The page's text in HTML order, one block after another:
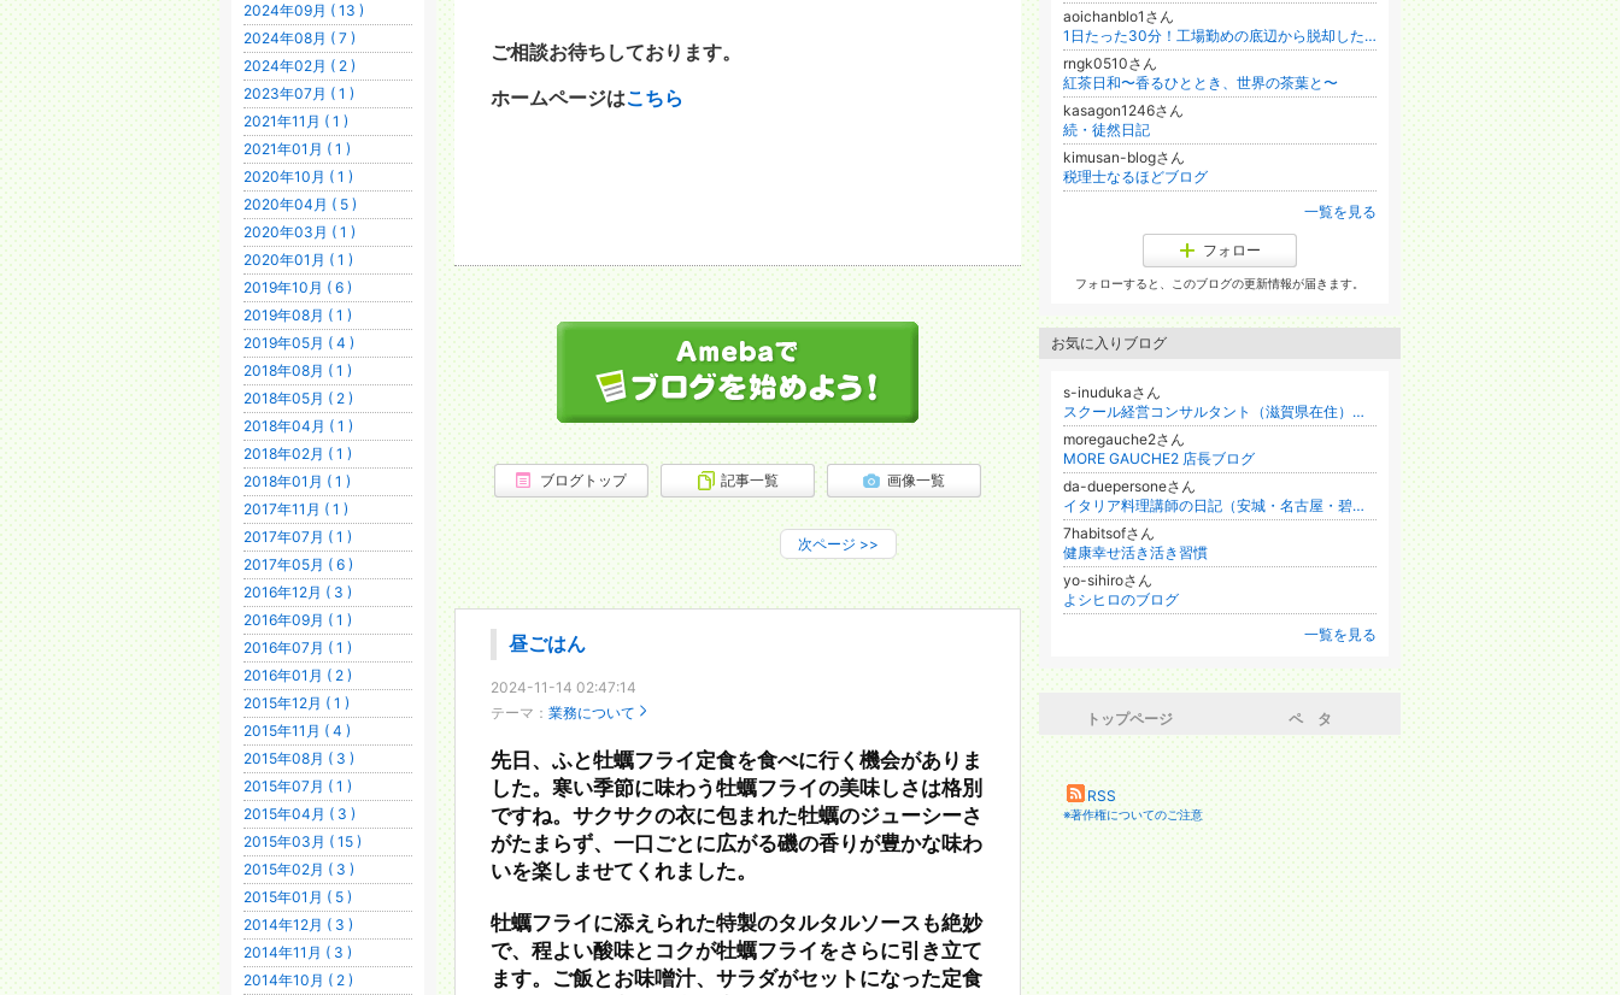
ご相談お待ちしております。
ホームページはこちら
ブログトップ 記事一覧 画像一覧
次ページ >>
昼ごはん
2024-11-14 02:47:14
テーマ： 業務について
先日、ふと牡蠣フライ定食を食べに行く機会がありま
した。寒い季節に味わう牡蠣フライの美味しさは格別
ですね。サクサクの衣に包まれた牡蠣のジューシーさ
がたまらず、一口ごとに広がる磯の香りが豊かな味わ
いを楽しませてくれました。
牡蠣フライに添えられた特製のタルタルソースも絶妙
で、程よい酸味とコクが牡蠣フライをさらに引き立て
ます。ご飯とお味噌汁、サラダがセットになった定食
aoichanblo1さん
1日たった30分！工場勤めの底辺から脱却した21歳中卒女子のSNS副業
rngk0510さん
紅茶日和〜香るひととき、世界の茶葉と〜
kasagon1246さん
続・徒然日記
kimusan-blogさん
税理士なるほどブログ
一覧を見る
フォロー
フォローすると、このブログの更新情報が届きます。
お気に入りブログ
s-inudukaさん
スクール経営コンサルタント（滋賀県在住）の子育てブログ
moregauche2さん
MORE GAUCHE2 店長ブログ
da-duepersoneさん
イタリア料理講師の日記（安城・名古屋・碧南スタジオ）
7habitsofさん
健康幸せ活き活き習慣
yo-sihiroさん
よシヒロのブログ
一覧を見る
トップページ ペ タ 相続
RSS
※著作権についてのご注意
2024年09月 ( 13 )
2024年08月 ( 7 )
2024年02月 ( 2 )
2023年07月 ( 1 )
2021年11月 ( 1 )
2021年01月 ( 1 )
2020年10月 ( 1 )
2020年04月 ( 5 )
2020年03月 ( 1 )
2020年01月 ( 1 )
2019年10月 ( 6 )
2019年08月 ( 1 )
2019年05月 ( 4 )
2018年08月 ( 1 )
2018年05月 ( 2 )
2018年04月 ( 1 )
2018年02月 ( 1 )
2018年01月 ( 1 )
2017年11月 ( 1 )
2017年07月 ( 1 )
2017年05月 ( 6 )
2016年12月 ( 3 )
2016年09月 ( 1 )
2016年07月 ( 1 )
2016年01月 ( 2 )
2015年12月 ( 1 )
2015年11月 ( 4 )
2015年08月 ( 3 )
2015年07月 ( 1 )
2015年04月 ( 3 )
2015年03月 ( 15 )
2015年02月 ( 3 )
2015年01月 ( 5 )
2014年12月 ( 3 )
2014年11月 ( 3 )
2014年10月 ( 2 )